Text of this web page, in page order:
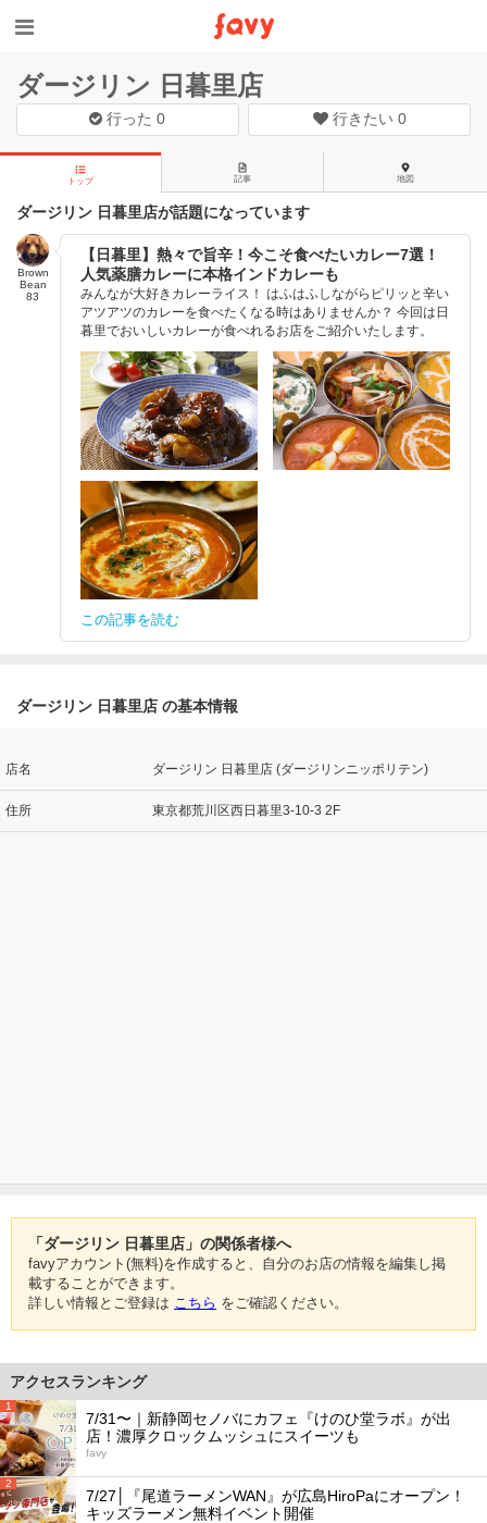
ダージリン 日暮里店
行った0 行きたい 0
トップ 記事 地図
ダージリン 日暮里店が話題になっています
Brown
Bean
83
【日暮里】熱々で旨辛！今こそ食べたいカレー7選！
人気薬膳カレーに本格インドカレーも
みんなが大好きカレーライス！ はふはふしながらピリッと辛い
アツアツのカレーを食べたくなる時はありませんか？ 今回は日
暮里でおいしいカレーが食べれるお店をご紹介いたします。
この記事を読む
ダージリン 日暮里店 の基本情報
店名 ダージリン 日暮里店 (ダージリンニッポリテン)
住所 東京都荒川区西日暮里3-10-3 2F
「ダージリン 日暮里店」の関係者様へ
favyアカウント(無料)を作成すると、自分のお店の情報を編集し掲
載することができます。
詳しい情報とご登録は こちら をご確認ください。
アクセスランキング
1
7/31〜｜新静岡セノバにカフェ『けのひ堂ラボ』が出
店！濃厚クロックムッシュにスイーツも
favy
2
7/27│『尾道ラーメンWAN』が広島HiroPaにオープン！
キッズラーメン無料イベント開催